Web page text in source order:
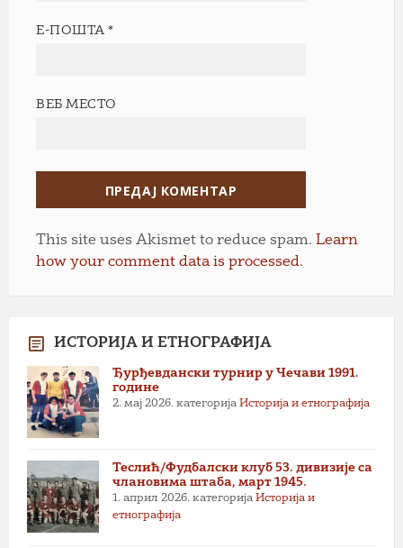
Е-ПОШТА*
ВЕБ МЕСТО
This site uses Akismet to reduce spam. Learn
how your comment data is processed.
ИСТОРИЈА И ЕТНОГРАФИЈА
Ђурђевдански турнир у Чечави 1991.
године
2. мај 2026. категорија Историја и етнографија
Теслић/Фудбалски клуб 53. дивизије са
члановима штаба, март 1945.
1. април 2026. категорија Историја и
етнографија